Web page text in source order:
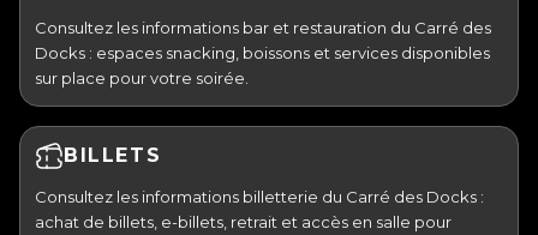
Consultez les informations bar et restauration du Carré des
Docks : espaces snacking, boissons et services disponibles
sur place pour votre soirée.
BILLETS
Consultez les informations billetterie du Carré des Docks :
achat de billets, e-billets, retrait et accès en salle pour